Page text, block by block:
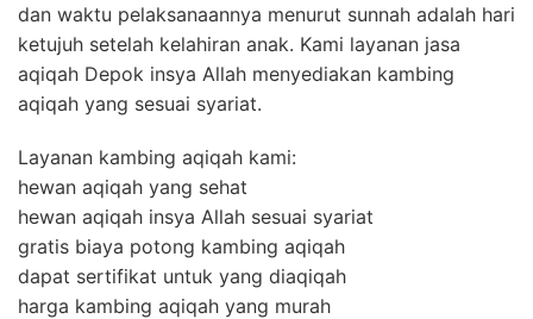
dan waktu pelaksanaannya menurut sunnah adalah hari
ketujuh setelah kelahiran anak. Kami layanan jasa
aqiqah Depok insya Allah menyediakan kambing
aqiqah yang sesuai syariat.
Layanan kambing aqiqah kami:
hewan aqiqah yang sehat
hewan aqiqah insya Allah sesuai syariat
gratis biaya potong kambing aqiqah
dapat sertifikat untuk yang diaqiqah
harga kambing aqiqah yang murah